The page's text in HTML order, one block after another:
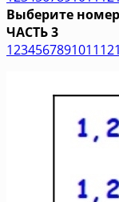
Выберите номер
ЧАСТЬ 3
123456789101112